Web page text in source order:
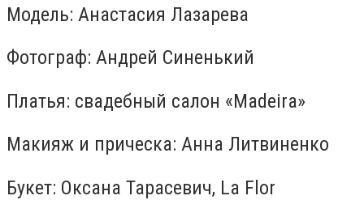
Модель: Анастасия Лазарева
Фотограф: Андрей Синенький
Платья: свадебный салон «Madeira»
Макияж и прическа: Анна Литвиненко
Букет: Оксана Тарасевич, La Flor